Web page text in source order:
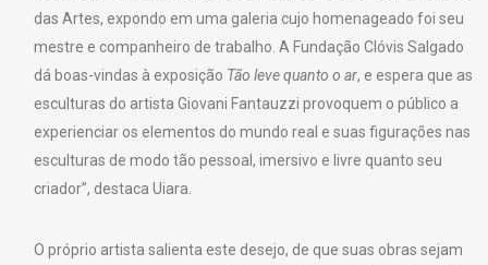
das Artes, expondo em uma galeria cujo homenageado foi seu
mestre e companheiro de trabalho. A Fundação Clóvis Salgado
dá boas-vindas à exposição Tão leve quanto o ar, e espera que as
esculturas do artista Giovani Fantauzzi provoquem o público a
experienciar os elementos do mundo real e suas figurações nas
esculturas de modo tão pessoal, imersivo e livre quanto seu
criador”, destaca Uiara.
O próprio artista salienta este desejo, de que suas obras sejam